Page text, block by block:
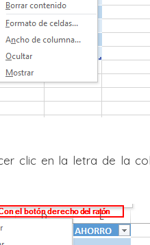
clic en la letra de la